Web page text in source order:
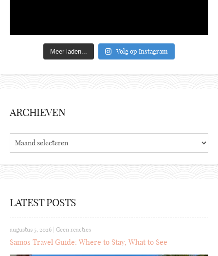
Meer laden... Volg op Instagram
ARCHIEVEN
Archieven
LATEST POSTS
augustus 5, 2026 Geen reacties
Samos Travel Guide: Where to Stay, What to See